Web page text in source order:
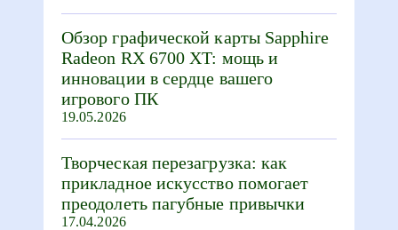
Обзор графической карты Sapphire
Radeon RX 6700 XT: мощь и
инновации в сердце вашего
игрового ПК
19.05.2026
Творческая перезагрузка: как
прикладное искусство помогает
преодолеть пагубные привычки
17.04.2026